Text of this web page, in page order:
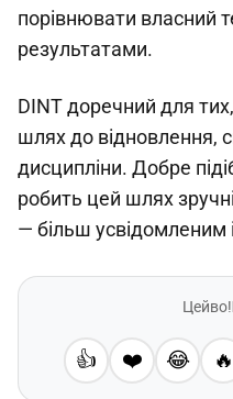
порівнювати власний
результатами.
DINT доречний для
шлях до відновлення,
дисципліни. Добре
робить цей шлях
— більш усвідомленим
Цейво!
👍 ❤️ 😂 🔥